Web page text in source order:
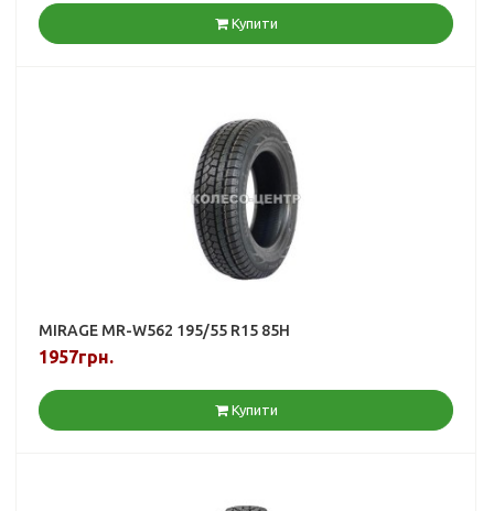
Купити
MIRAGE MR-W562 195/55 R15 85H
1957грн.
Купити